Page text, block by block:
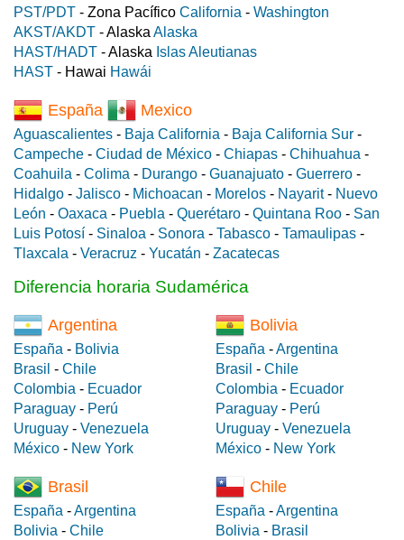
PST/PDT - Zona Pacífico California - Washington
AKST/AKDT - Alaska Alaska
HAST/HADT - Alaska Islas Aleutianas
HAST - Hawai Hawái
España Mexico
Aguascalientes - Baja California - Baja California Sur -
Campeche - Ciudad de México - Chiapas - Chihuahua -
Coahuila - Colima - Durango - Guanajuato - Guerrero -
Hidalgo - Jalisco - Michoacan - Morelos - Nayarit- Nuevo
León - Oaxaca - Puebla - Querétaro - Quintana Roo - San
Luis Potosí - Sinaloa - Sonora - Tabasco - Tamaulipas -
Tlaxcala - Veracruz - Yucatán - Zacatecas
Diferencia horaria Sudamérica
Argentina
España - Bolivia
Brasil - Chile
Colombia - Ecuador
Paraguay - Perú
Uruguay - Venezuela
México - New York
Bolivia
España -Argentina
Brasil - Chile
Colombia - Ecuador
Paraguay - Perú
Uruguay - Venezuela
México - New York
Brasil
España -Argentina
Bolivia - Chile
Chile
España -Argentina
Bolivia - Brasil